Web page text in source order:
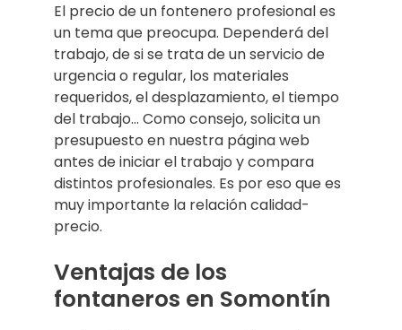
El precio de un fontenero profesional es
un tema que preocupa. Dependerá del
trabajo, de si se trata de un servicio de
urgencia o regular, los materiales
requeridos, el desplazamiento, el tiempo
del trabajo… Como consejo, solicita un
presupuesto en nuestra página web
antes de iniciar el trabajo y compara
distintos profesionales. Es por eso que es
muy importante la relación calidad-
precio.
Ventajas de los
fontaneros en Somontín